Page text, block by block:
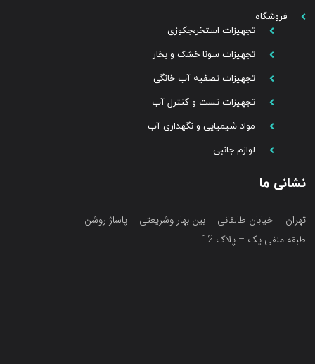
فروشگاه
تجهیزات استخر،جکوزی
تجهیزات سونا خشک و بخار
تجهیزات تصفیه آب خانگی
تجهیزات تست و کنترل آب
مواد شیمیایی و نگهداری آب
لوازم جانبی
نشانی ما
تهران – خیابان طالقانی – بین بهار وشریعتی – پاساژ روشن
طبقه منفی یک – پلاک 12